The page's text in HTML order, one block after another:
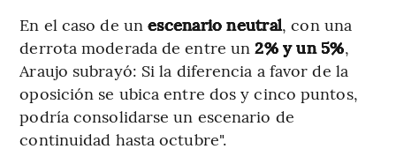
En el caso de unescenario neutral, con una
derrota moderada de entre un2% y un 5%,
Araujo subrayó: Si la diferencia a favor de la
oposición se ubica entre dos y cinco puntos,
podría consolidarse un escenario de
continuidad hasta octubre".